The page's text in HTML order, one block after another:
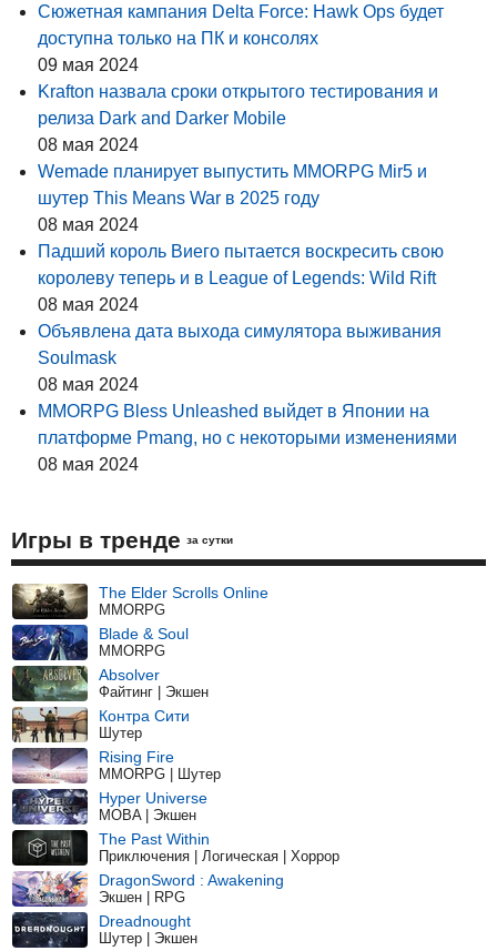
Сюжетная кампания Delta Force: Hawk Ops будет
доступна только на ПК и консолях
09 мая 2024
Krafton назвала сроки открытого тестирования и
релиза Dark and Darker Mobile
08 мая 2024
Wemade планирует выпустить MMORPG Mir5 и
шутер This Means War в 2025 году
08 мая 2024
Падший король Виего пытается воскресить свою
королеву теперь и в League of Legends: Wild Rift
08 мая 2024
Объявлена дата выхода симулятора выживания
Soulmask
08 мая 2024
MMORPG Bless Unleashed выйдет в Японии на
платформе Pmang, но с некоторыми изменениями
08 мая 2024
Игры в тренде за сутки
The Elder Scrolls Online
MMORPG
Blade & Soul
MMORPG
Absolver
Файтинг | Экшен
Контра Сити
Шутер
Rising Fire
MMORPG | Шутер
Hyper Universe
MOBA | Экшен
The Past Within
Приключения | Логическая | Хоррор
DragonSword : Awakening
Экшен | RPG
Dreadnought
Шутер | Экшен